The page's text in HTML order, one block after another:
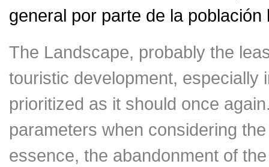
general por parte de la
The Landscape, probably the
touristic development, especially
prioritized as it should once
parameters when considering
essence, the abandonment of